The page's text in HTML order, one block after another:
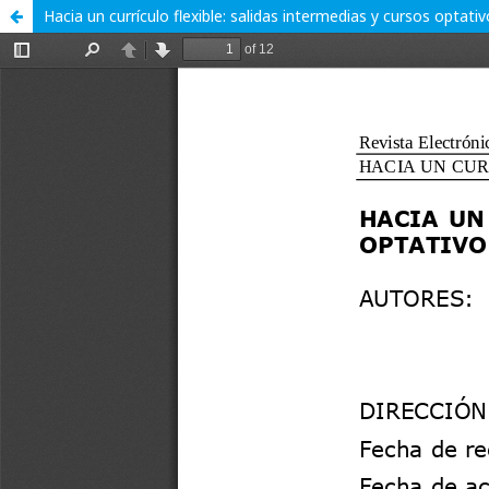
Hacia un currículo flexible: salidas intermedias y cursos